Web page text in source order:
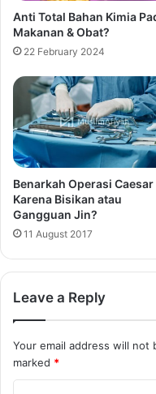
Anti Total Bahan Kimia
Makanan & Obat?
22 February 2024
Benarkah Operasi Caesar
Karena Bisikan atau
Gangguan Jin?
11 August 2017
Leave a Reply
Your email address will not
marked *